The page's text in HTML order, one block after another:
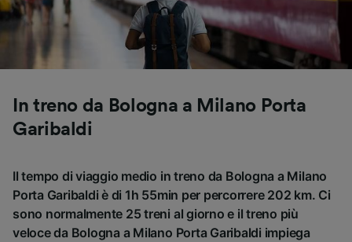
In treno da Bologna a Milano Porta
Garibaldi
Il tempo di viaggio medio in treno da Bologna a Milano
Porta Garibaldi è di 1h 55min per percorrere 202 km. Ci
sono normalmente 25 treni al giorno e il treno più
veloce da Bologna a Milano Porta Garibaldi impiega